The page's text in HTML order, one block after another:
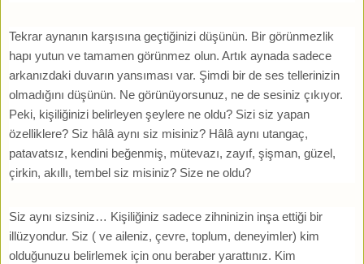
Tekrar aynanın karşısına geçtiğinizi düşünün. Bir görünmezlik
hapı yutun ve tamamen görünmez olun. Artık aynada sadece
arkanızdaki duvarın yansıması var. Şimdi bir de ses tellerinizin
olmadığını düşünün. Ne görünüyorsunuz, ne de sesiniz çıkıyor.
Peki, kişiliğinizi belirleyen şeylere ne oldu? Sizi siz yapan
özelliklere? Siz hâlâ aynı siz misiniz? Hâlâ aynı utangaç,
patavatsız, kendini beğenmiş, mütevazı, zayıf, şişman, güzel,
çirkin, akıllı, tembel siz misiniz? Size ne oldu?
Siz aynı sizsiniz… Kişiliğiniz sadece zihninizin inşa ettiği bir
illüzyondur. Siz ( ve aileniz, çevre, toplum, deneyimler) kim
olduğunuzu belirlemek için onu beraber yarattınız. Kim